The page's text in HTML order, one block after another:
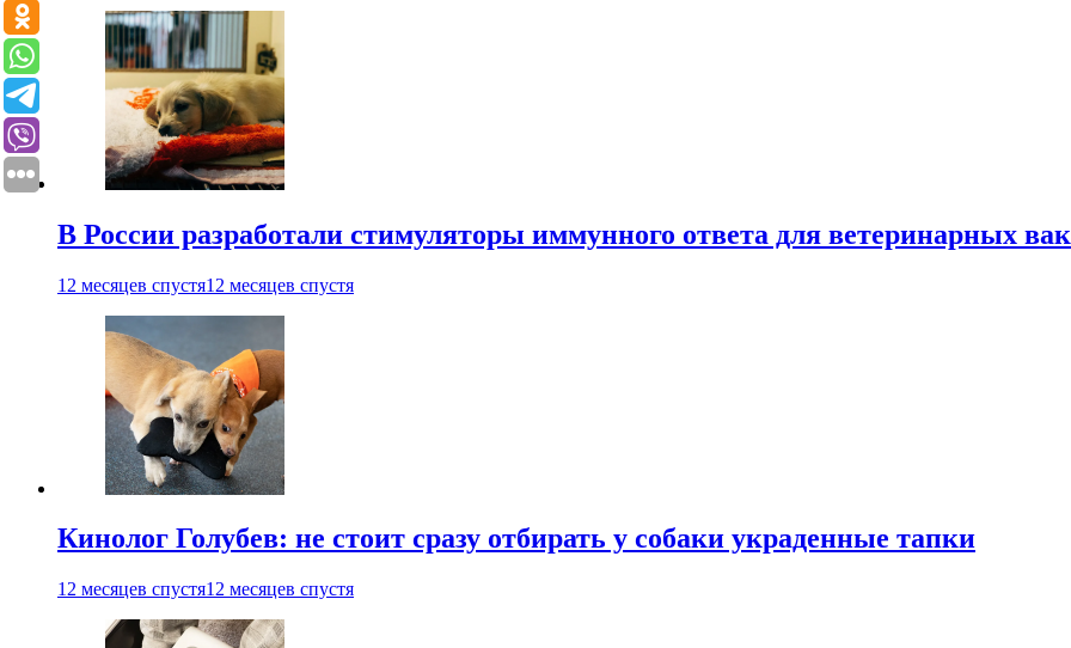
В России разработали стимуляторы иммунного ответа для ветеринарных
12 месяцев спустя12 месяцев спустя
Кинолог Голубев: не стоит сразу отбирать у собаки украденные тапки
12 месяцев спустя12 месяцев спустя